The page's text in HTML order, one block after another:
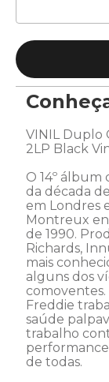
VINIL Duplo
2LP Black
O 14º
da década
em Londres
Montreux
de 1990.
Richards,
mais
alguns dos
Freddie
saúde
trabalho
de todas.